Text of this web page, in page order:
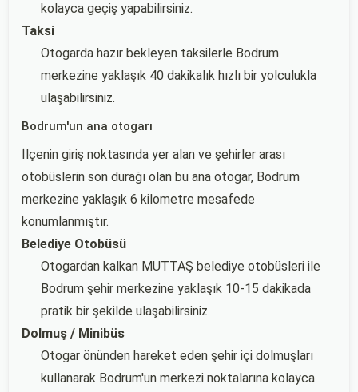
kolayca geçiş yapabilirsiniz.
Taksi
Otogarda hazır bekleyen taksilerle Bodrum
merkezine yaklaşık 40 dakikalık hızlı bir yolculukla
ulaşabilirsiniz.
Bodrum'un ana otogarı
İlçenin giriş noktasında yer alan ve şehirler arası
otobüslerin son durağı olan bu ana otogar, Bodrum
merkezine yaklaşık 6 kilometre mesafede
konumlanmıştır.
Belediye Otobüsü
Otogardan kalkan MUTTAŞ belediye otobüsleri ile
Bodrum şehir merkezine yaklaşık 10-15 dakikada
pratik bir şekilde ulaşabilirsiniz.
Dolmuş / Minibüs
Otogar önünden hareket eden şehir içi dolmuşları
kullanarak Bodrum'un merkezi noktalarına kolayca